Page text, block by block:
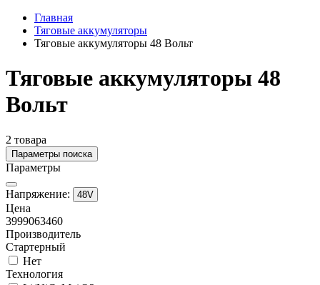
Главная
Тяговые аккумуляторы
Тяговые аккумуляторы 48 Вольт
Тяговые аккумуляторы 48
Вольт
2 товара
Параметры поиска
Параметры
Напряжение: 48V
Цена
3999063460
Производитель
Стартерный
Нет
Технология